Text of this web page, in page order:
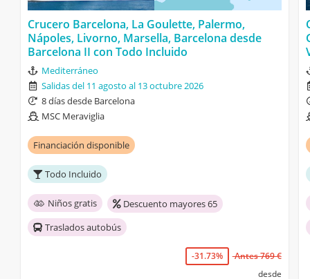
Crucero Barcelona, La Goulette, Palermo,
Nápoles, Livorno, Marsella, Barcelona desde
Barcelona II con Todo Incluido
Mediterráneo
Salidas del 11 agosto al 13 octubre 2026
8 días desde Barcelona
MSC Meraviglia
Financiación disponible
Todo Incluido
Niños gratis
Descuento mayores 65
Traslados autobús
-31.73%
Antes 769 €
desde